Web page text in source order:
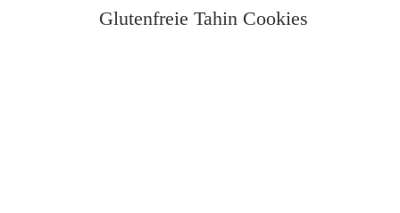
Glutenfreie Tahin Cookies